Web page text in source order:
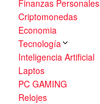
Finanzas Personales
Criptomonedas
Economia
Tecnología
Inteligencia Artificial
Laptos
PC GAMING
Relojes